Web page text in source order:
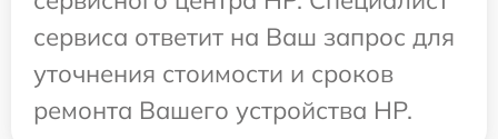
сервиса ответит на Ваш запрос для
уточнения стоимости и сроков
ремонта Вашего устройства HP.